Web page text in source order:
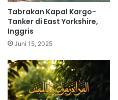
Tabrakan Kapal Kargo-
Tanker di East Yorkshire,
Inggris
Juni 15, 2025